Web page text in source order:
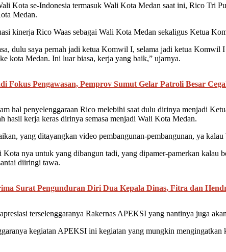
Kota se-Indonesia termasuk Wali Kota Medan saat ini, Rico Tri
Medan.
kinerja Rico Waas sebagai Wali Kota Medan sekaligus Ketua
dulu saya pernah jadi ketua Komwil I, selama jadi ketua
kota Medan. Ini luar biasa, kerja yang baik,” ujarnya.
Fokus Pengawasan, Pemprov Sumut Gelar Patroli Besar
hal penyelenggaraan Rico melebihi saat dulu dirinya menjadi
hasil kerja keras dirinya semasa menjadi Wali Kota Medan.
yang ditayangkan video pembangunan-pembangunan, ya
Kota nya untuk yang dibangun tadi, yang dipamer-pamerkan
diiringi tawa.
Surat Pengunduran Diri Dua Kepala Dinas, Fitra dan
terselenggaranya Rakernas APEKSI yang nantinya juga
kegiatan APEKSI ini kegiatan yang mungkin